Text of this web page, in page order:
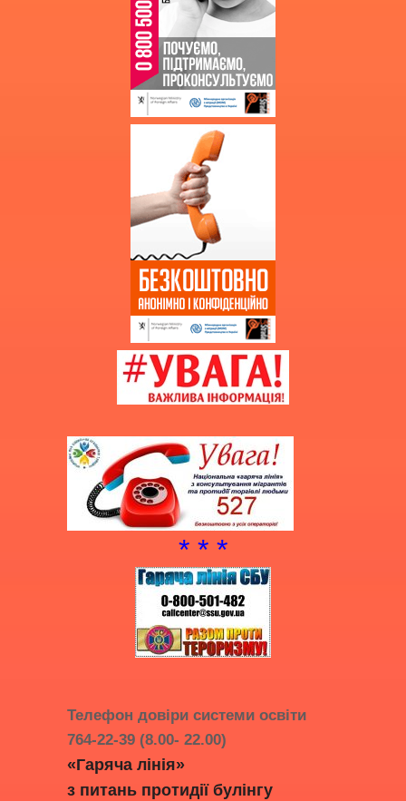
Фінансові звіти
Державні закупівлі
Звернення громадян
Благодійна допомога
Додаткова інформація
Витяг з протоколу про випуск
учнів (вихованців)
НМТ 2025
* * *
Телефон довіри системи освіти
764-22-39 (8.00- 22.00)
«Гаряча лінія»
з питань протидії булінгу